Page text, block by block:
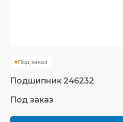
Под заказ
Подшипник 246232
Под заказ